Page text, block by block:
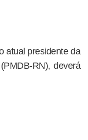
atual presidente da
RN), deverá